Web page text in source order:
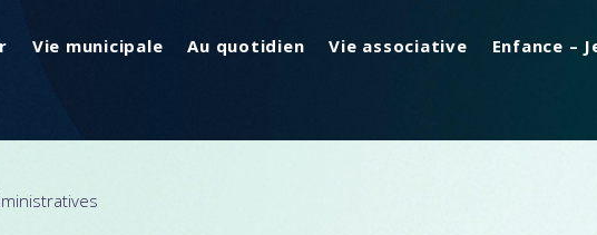
Vie municipale Au quotidien Vie associative Enfance –